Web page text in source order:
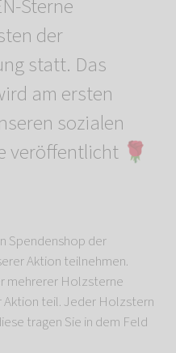
Sterne
der
statt. Das
am ersten
sozialen
veröffentlicht 🌹
Spendenshop der
Aktion teilnehmen.
mehrerer Holzsterne
Aktion teil. Jeder Holzstern
tragen Sie in dem Feld